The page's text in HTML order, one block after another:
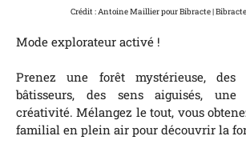
Crédit : Antoine Maillier pour Bibracte |
Mode explorateur activé !
Prenez une forêt mystérieuse, des
bâtisseurs, des sens aiguisés,
créativité. Mélangez le tout, vous
familial en plein air pour découvrir la